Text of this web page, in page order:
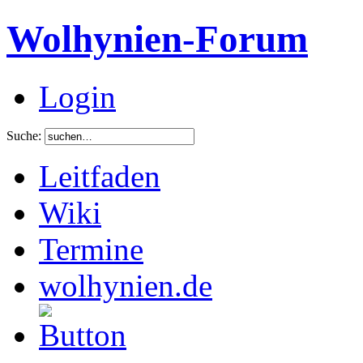
Wolhynien-Forum
Login
Suche:
Leitfaden
Wiki
Termine
wolhynien.de